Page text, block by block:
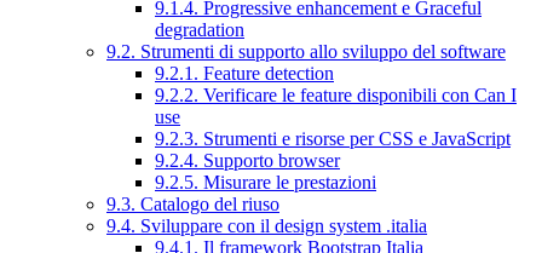
9.1.4. Progressive enhancement e Graceful
degradation
9.2. Strumenti di supporto allo sviluppo del software
9.2.1. Feature detection
9.2.2. Verificare le feature disponibili con Can I
use
9.2.3. Strumenti e risorse per CSS e JavaScript
9.2.4. Supporto browser
9.2.5. Misurare le prestazioni
9.3. Catalogo del riuso
9.4. Sviluppare con il design system .italia
9.4.1. Il framework Bootstrap Italia